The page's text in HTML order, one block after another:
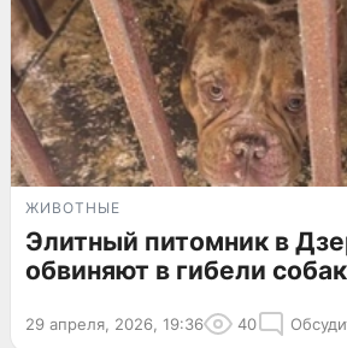
ЖИВОТНЫЕ
Элитный питомник в
обвиняют в гибели
29 апреля, 2026, 19:36 40